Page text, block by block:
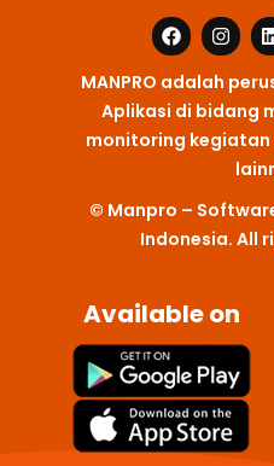
F
a
e
b
o
o
I
n
t
a
g
r
i
i
MANPRO adalah
Aplikasi di bidang
monitoring kegiatan
© Manpro –
Indonesia. All
Available on